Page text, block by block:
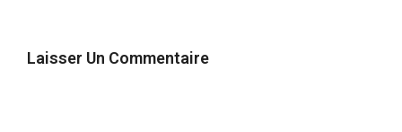
Laisser Un Commentaire